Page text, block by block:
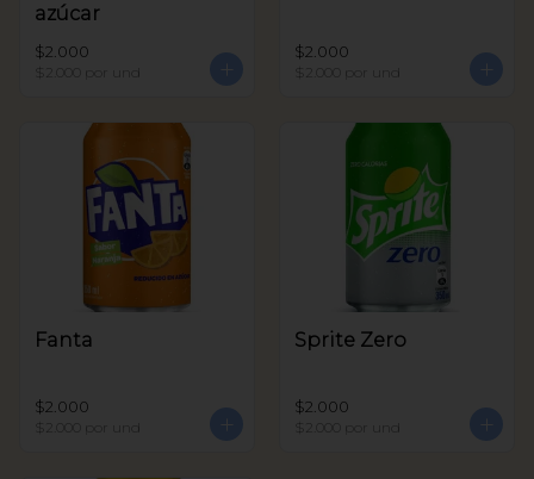
azúcar
$2.000
$2.000 por und
$2.000
$2.000 por und
Fanta
$2.000
$2.000 por und
Sprite Zero
$2.000
$2.000 por und